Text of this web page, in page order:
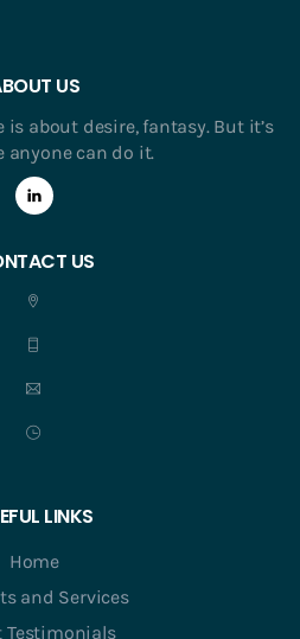
US
about desire, fantasy. But it’s
anyone can do it.
US
LINKS
Home
and Services
Testimonials